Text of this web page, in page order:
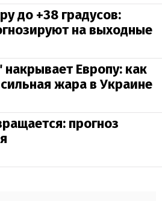
до +38 градусов:
на выходные
Европу: как
жара в Украине
прогноз